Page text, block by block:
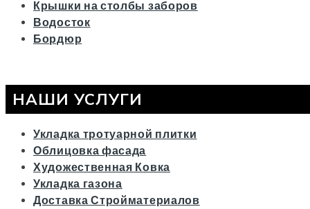
Крышки на столбы заборов
Водосток
Бордюр
НАШИ УСЛУГИ
Укладка тротуарной плитки
Облицовка фасада
Художественная Ковка
Укладка газона
Доставка Стройматериалов